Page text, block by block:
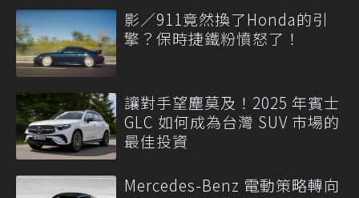
影／911竟然換了Honda的引
擎？保時捷鐵粉憤怒了！
讓對手望塵莫及！2025 年賓士
GLC 如何成為台灣 SUV 市場的
最佳投資
Mercedes-Benz 電動策略轉向